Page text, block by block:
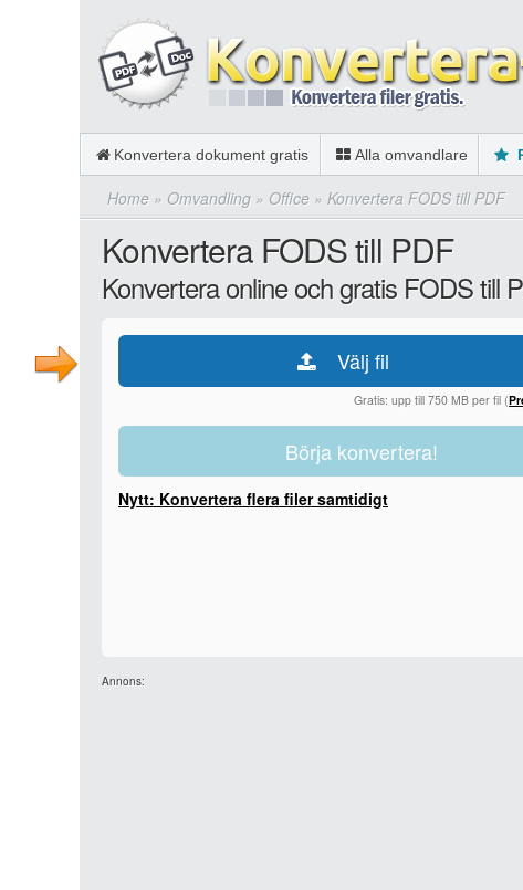
Konvertera dokument gratis Alla omvandlare
Home » Omvandling » Office » Konvertera FODS till PDF
Konvertera FODS till PDF
Konvertera online och gratis FODS till
Välj fil
Gratis: upp till 750 MB per fil (
Börja konvertera!
Nytt: Konvertera flera filer samtidigt
Annons: